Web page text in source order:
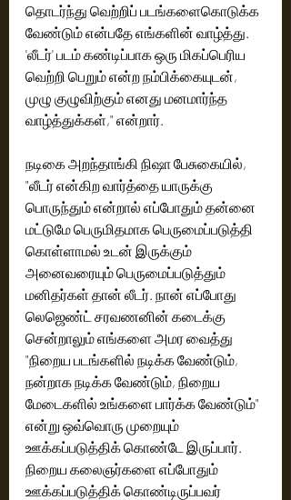
தொடர்ந்து வெற்றிப் படங்களைகொடுக்க
வேண்டும் என்பதே எங்களின் வாழ்த்து.
'லீடர்' படம் கண்டிப்பாக ஒரு மிகப்பெரிய
வெற்றி பெறும் என்ற நம்பிக்கையுடன்,
முழு குழுவிற்கும் எனது மனமார்ந்த
வாழ்த்துக்கள்," என்றார்.
நடிகை அறந்தாங்கி நிஷா பேசுகையில்,
"லீடர் என்கிற வார்த்தை யாருக்கு
பொருந்தும் என்றால் எப்போதும் தன்னை
மட்டுமே பெருமிதமாக பெருமைப்படுத்தி
கொள்ளாமல் உடன் இருக்கும்
அனைவரையும் பெருமைப்படுத்தும்
மனிதர்கள் தான் லீடர். நான் எப்போது
லெஜெண்ட் சரவணனின் கடைக்கு
சென்றாலும் எங்களை அமர வைத்து
"நிறைய படங்களில் நடிக்க வேண்டும்,
நன்றாக நடிக்க வேண்டும், நிறைய
மேடைகளில் உங்களை பார்க்க வேண்டும்"
என்று ஒவ்வொரு முறையும்
ஊக்கப்படுத்திக் கொண்டே இருப்பார்.
நிறைய கலைஞர்களை எப்போதும்
ஊக்கப்படுத்திக் கொண்டிருப்பவர்